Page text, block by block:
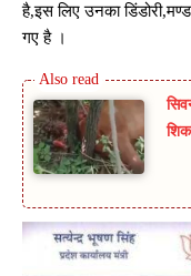
है,इस लिए उनका
गए है ।